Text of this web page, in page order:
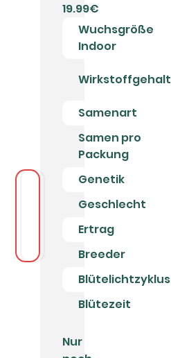
19.99€
Wuchsgröße
Indoor
Wirkstoffgehalt
Samenart
Samen pro
Packung
Genetik
Geschlecht
Ertrag
Breeder
Blütelichtzyklus
Blütezeit
Nur